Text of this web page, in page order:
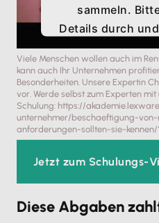
sammeln.
Details durch
Nutzung des
dieses
Mehr
Viele Menschen wollen auch im
kann auch Ihr Unternehmen
Besonderheiten. Unsere Expertin
vor. Werde selbst zum Experten
Schulung: https://
unternehmer/beschaeftigung-
anforderungen-sollten-sie-
Jetzt zum Schulungs-
Diese Abgaben